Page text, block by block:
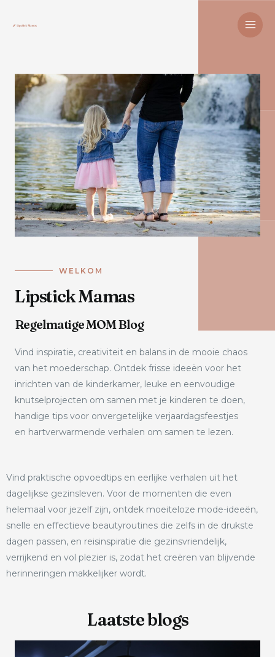
WELKOM
Lipstick Mamas
Regelmatige MOM Blog
Vind inspiratie, creativiteit en balans in de mooie chaos
van het moederschap. Ontdek frisse ideeën voor het
inrichten van de kinderkamer, leuke en eenvoudige
knutselprojecten om samen met je kinderen te doen,
handige tips voor onvergetelijke verjaardagsfeestjes
en hartverwarmende verhalen om samen te lezen.
Vind praktische opvoedtips en eerlijke verhalen uit het
dagelijkse gezinsleven. Voor de momenten die even
helemaal voor jezelf zijn, ontdek moeiteloze mode-ideeën,
snelle en effectieve beautyroutines die zelfs in de drukste
dagen passen, en reisinspiratie die gezinsvriendelijk,
verrijkend en vol plezier is, zodat het creëren van blijvende
herinneringen makkelijker wordt.
Laatste blogs